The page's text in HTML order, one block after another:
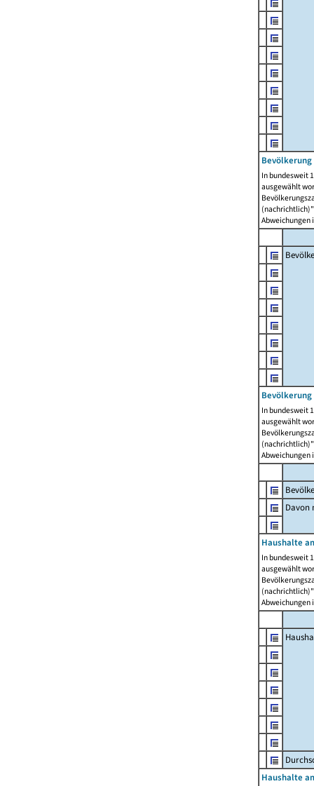
In bundesweit
ausgewählt
Abweichungen
In bundesweit
ausgewählt
Abweichungen
Davon
Haushalte
In bundesweit
ausgewählt
Abweichungen
Haushalte